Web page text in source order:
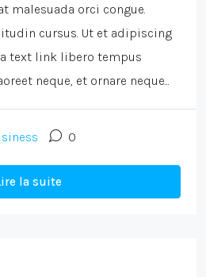
malesuada orci congue.
cursus. Ut et adipiscing
text link libero tempus
neque, et ornare neque...
0
la suite